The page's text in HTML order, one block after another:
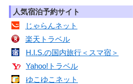
人気宿泊予約サイト
じゃらんネット
楽天トラベル
H.I.S.の国内旅行＜スマ宿＞
Yahoo!トラベル
ゆこゆこネット